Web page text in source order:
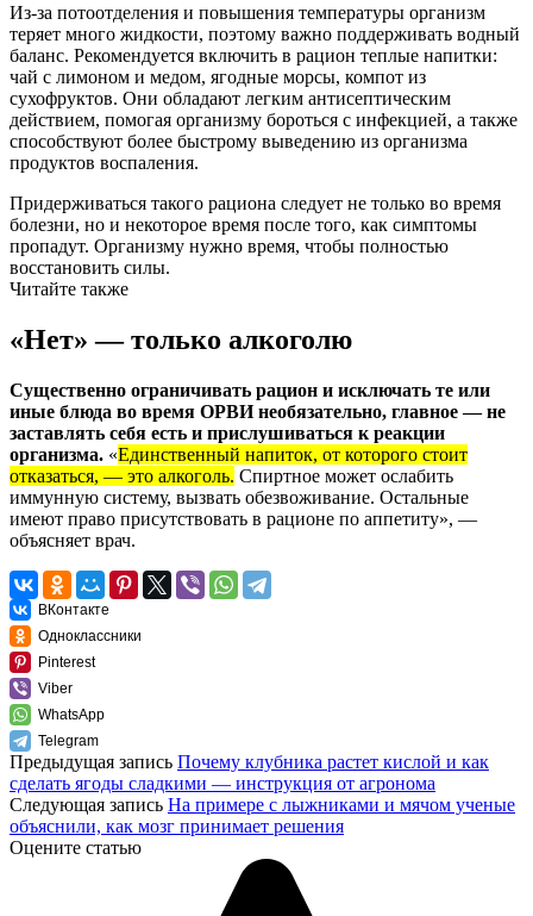
Из-за потоотделения и повышения температуры организм
теряет много жидкости, поэтому важно поддерживать водный
баланс. Рекомендуется включить в рацион теплые напитки:
чай с лимоном и медом, ягодные морсы, компот из
сухофруктов. Они обладают легким антисептическим
действием, помогая организму бороться с инфекцией, а также
способствуют более быстрому выведению из организма
продуктов воспаления.
Придерживаться такого рациона следует не только во время
болезни, но и некоторое время после того, как симптомы
пропадут. Организму нужно время, чтобы полностью
восстановить силы.
Читайте также
«Нет» — только алкоголю
Существенно ограничивать рацион и исключать те или
иные блюда во время ОРВИ необязательно, главное — не
заставлять себя есть и прислушиваться к реакции
организма. «Единственный напиток, от которого стоит
отказаться, — это алкоголь. Спиртное может ослабить
иммунную систему, вызвать обезвоживание. Остальные
имеют право присутствовать в рационе по аппетиту», —
объясняет врач.
ВКонтакте
Одноклассники
Pinterest
Viber
WhatsApp
Telegram
Предыдущая запись Почему клубника растет кислой и как
сделать ягоды сладкими — инструкция от агронома
Следующая запись На примере с лыжниками и мячом ученые
объяснили, как мозг принимает решения
Оцените статью